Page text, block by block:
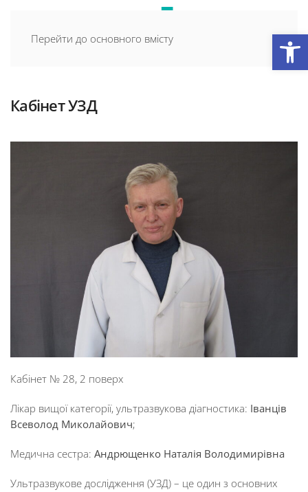
Перейти до основного вмісту
Кабінет УЗД
Кабінет № 28, 2 поверх
Лікар вищої категорії, ультразвукова діагностика: Іванців
Всеволод Миколайович;
Медична сестра: Андрющенко Наталія Володимирівна
Ультразвукове дослідження (УЗД) – це один з основних